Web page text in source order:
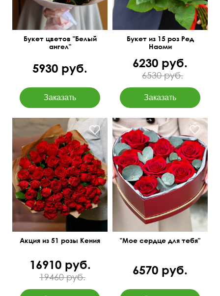
Букет цветов "Белый
ангел"
5930 руб.
Букет из 15 роз Ред
Наоми
6230 руб.
6530 руб.
Мини-розочки 40 см
Акция из 51 розы Кения
16910 руб.
19460 руб.
Композиция на оазисе
"Мое сердце для тебя"
6570 руб.